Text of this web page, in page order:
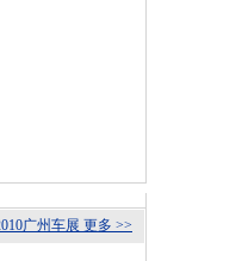
更多 >>
广州车展